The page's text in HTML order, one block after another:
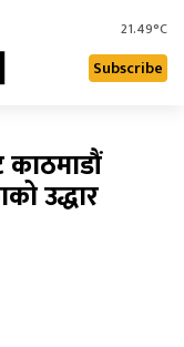
21.49°C
Subscribe
काठमाडौं
उद्धार